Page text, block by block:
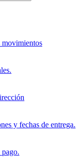
movimientos
y fechas de entrega.